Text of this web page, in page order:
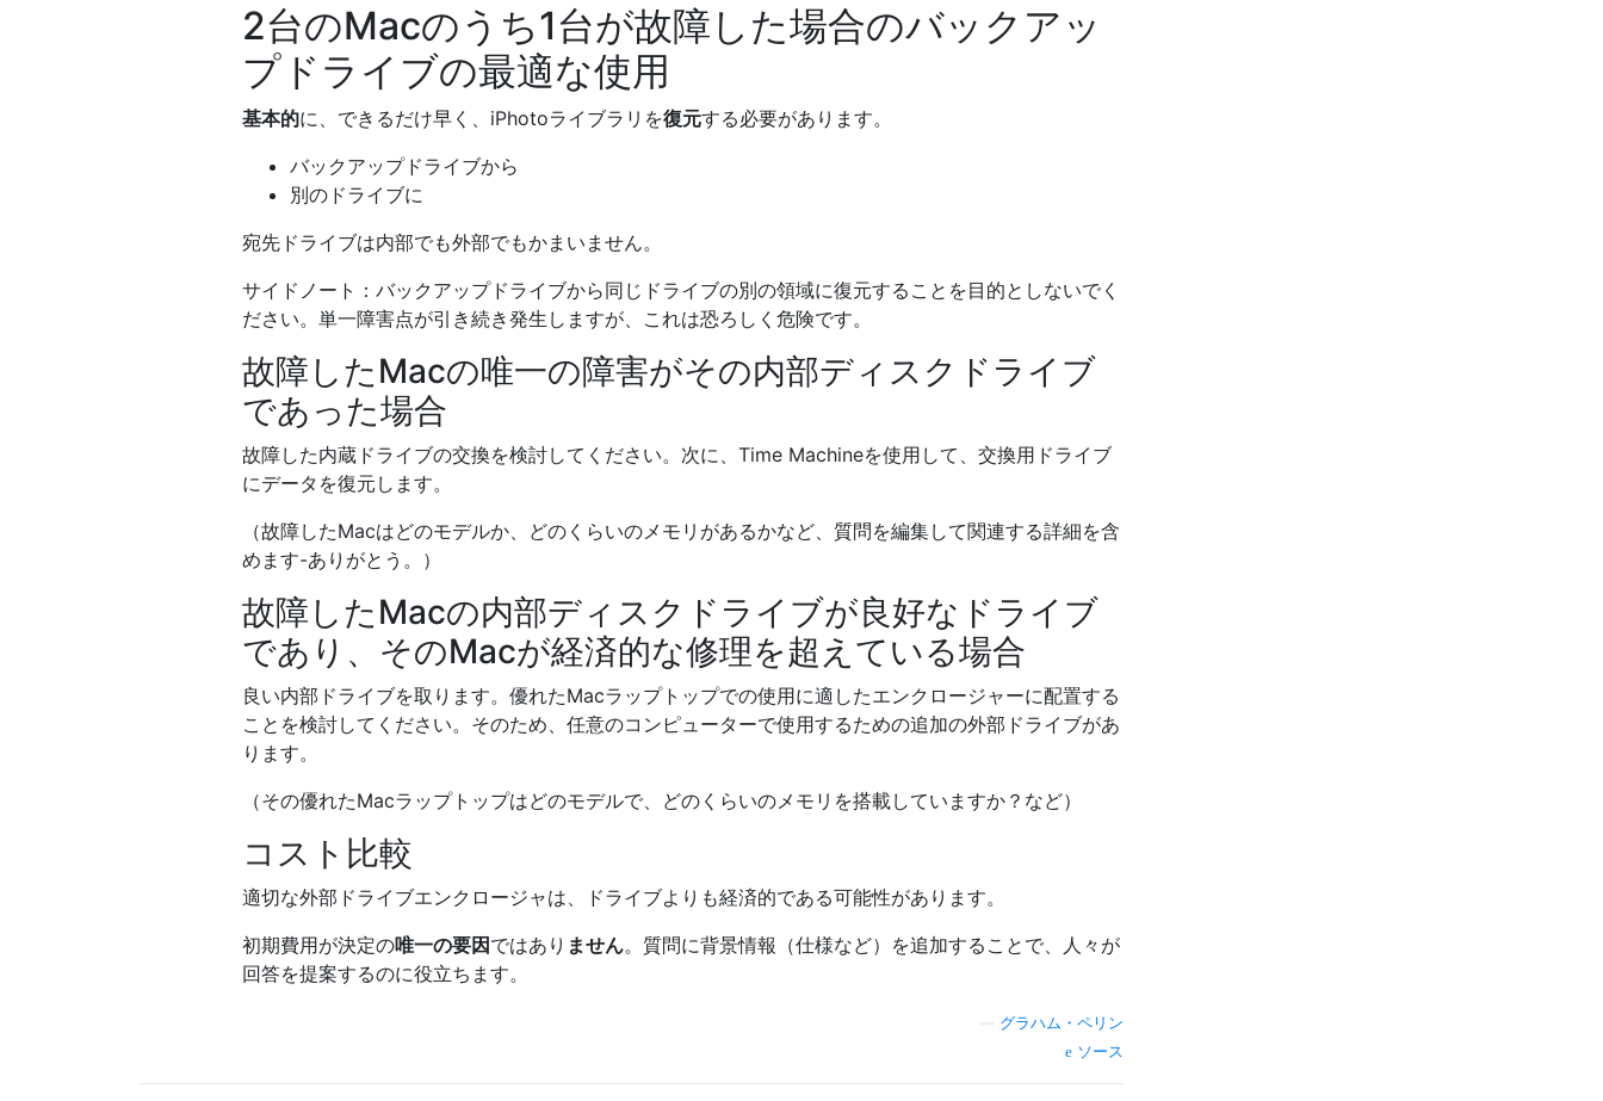
2台のMacのうち1台が故障した場合のバックアッ
プドライブの最適な使用
基本的に、できるだけ早く、iPhotoライブラリを復元する必要があります。
バックアップドライブから
別のドライブに
宛先ドライブは内部でも外部でもかまいません。
サイドノート：バックアップドライブから同じドライブの別の領域に復元することを目的としないでく
ださい。単一障害点が引き続き発生しますが、これは恐ろしく危険です。
故障したMacの唯一の障害がその内部ディスクドライブ
であった場合
故障した内蔵ドライブの交換を検討してください。次に、Time Machineを使用して、交換用ドライブ
にデータを復元します。
（故障したMacはどのモデルか、どのくらいのメモリがあるかなど、質問を編集して関連する詳細を含
めます-ありがとう。）
故障したMacの内部ディスクドライブが良好なドライブ
であり、そのMacが経済的な修理を超えている場合
良い内部ドライブを取ります。優れたMacラップトップでの使用に適したエンクロージャーに配置する
ことを検討してください。そのため、任意のコンピューターで使用するための追加の外部ドライブがあ
ります。
（その優れたMacラップトップはどのモデルで、どのくらいのメモリを搭載していますか？など）
コスト比較
適切な外部ドライブエンクロージャは、ドライブよりも経済的である可能性があります。
初期費用が決定の唯一の要因ではあり ません。質問に背景情報（仕様など）を追加することで、人々が
回答を提案するのに役立ちます。
グラハム・ペリン
ソース